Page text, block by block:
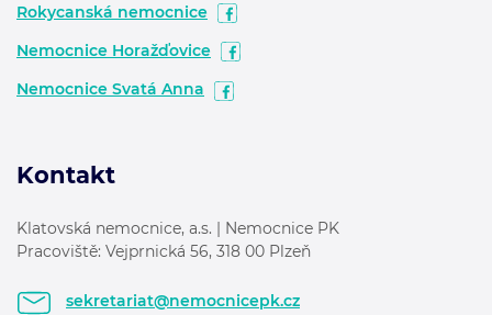
Rokycanská nemocnice
Nemocnice Horažďovice
Nemocnice Svatá Anna
Kontakt
Klatovská nemocnice, a.s. | Nemocnice PK
Pracoviště: Vejprnická 56, 318 00 Plzeň
sekretariat@nemocnicepk.cz